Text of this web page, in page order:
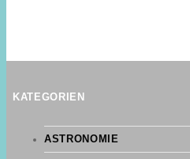
KATEGORIEN
ASTRONOMIE